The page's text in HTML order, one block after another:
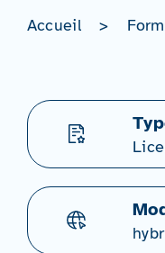
Accueil >